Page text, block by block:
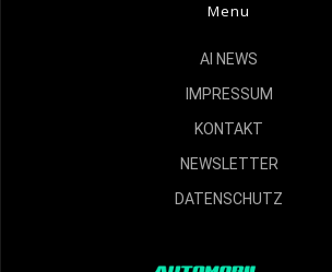
Menu
AI NEWS
IMPRESSUM
KONTAKT
NEWSLETTER
DATENSCHUTZ